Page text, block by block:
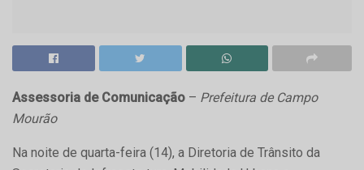
Assessoria de Comunicação – Prefeitura de Campo
Mourão
Na noite de quarta-feira (14), a Diretoria de Trânsito da